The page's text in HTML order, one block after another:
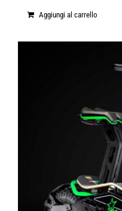
Aggiungi al carrello